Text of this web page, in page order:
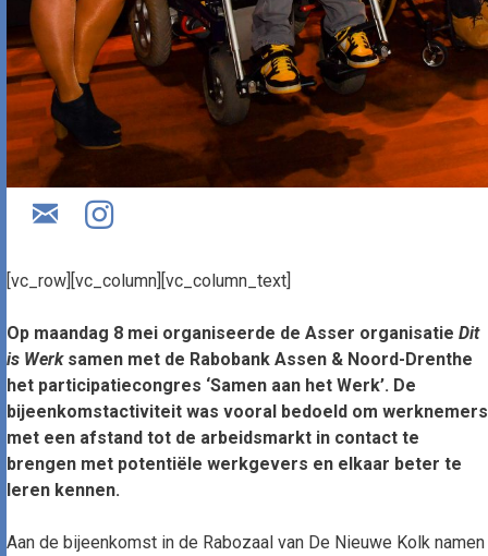
[vc_row][vc_column][vc_column_text]
Op maandag 8 mei organiseerde de Asser organisatie Dit
is Werksamen met de Rabobank Assen & Noord-Drenthe
het participatiecongres ‘Samen aan het Werk’. De
bijeenkomstactiviteit was vooral bedoeld om werknemers
met een afstand tot de arbeidsmarkt in contact te
brengen met potentiële werkgevers en elkaar beter te
leren kennen.
Aan de bijeenkomst in de Rabozaal van De Nieuwe Kolk namen